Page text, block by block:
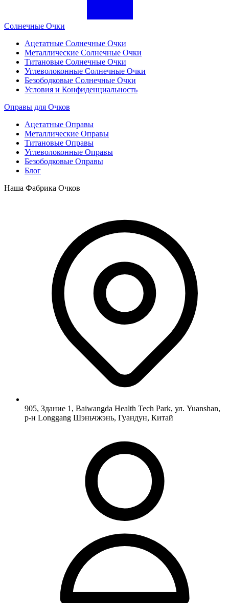
Солнечные Очки
Ацетатные Солнечные Очки
Металлические Солнечные Очки
Титановые Солнечные Очки
Углеволоконные Солнечные Очки
Безободковые Солнечные Очки
Условия и Конфиденциальность
Оправы для Очков
Ацетатные Оправы
Металлические Оправы
Титановые Оправы
Углеволоконные Оправы
Безободковые Оправы
Блог
Наша Фабрика Очков
905, Здание 1, Baiwangda Health Tech Park, ул. Yuanshan,
р-н Longgang Шэньчжэнь, Гуандун, Китай